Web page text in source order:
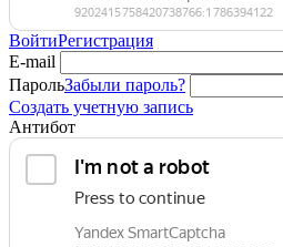
ВойтиРегистрация
E-mail
ПарольЗабыли пароль?
Создать учетную запись
Антибот